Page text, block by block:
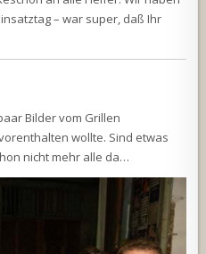
– war super, daß Ihr
Bilder vom Grillen
wollte. Sind etwas
nicht mehr alle da…